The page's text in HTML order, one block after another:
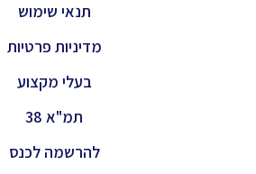
תנאי שימוש
מדיניות פרטיות
בעלי מקצוע
תמ"א 38
להרשמה לכנס